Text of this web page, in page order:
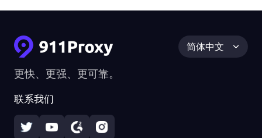
更快、更强、更可靠。
联系我们
简体中文